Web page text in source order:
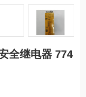
全继电器 774